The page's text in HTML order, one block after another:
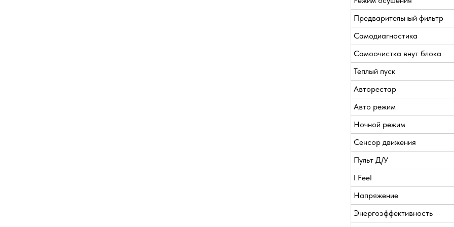
Предварительный фильтр
Самодиагностика
Самоочистка внут блока
Теплый пуск
Авторестар
Авто режим
Ночной режим
Сенсор движения
Пульт Д/У
I Feel
Напряжение
Энергоэффективность